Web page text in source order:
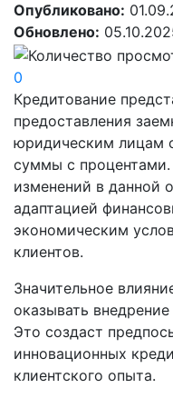
Опубликовано:
Обновлено:
0
Кредитование
предоставления
юридическим лицам
суммы с
изменений в данной
адаптацией
экономическим
клиентов.
Значительное
оказывать
Это создаст
инновационных
клиентского опыта.